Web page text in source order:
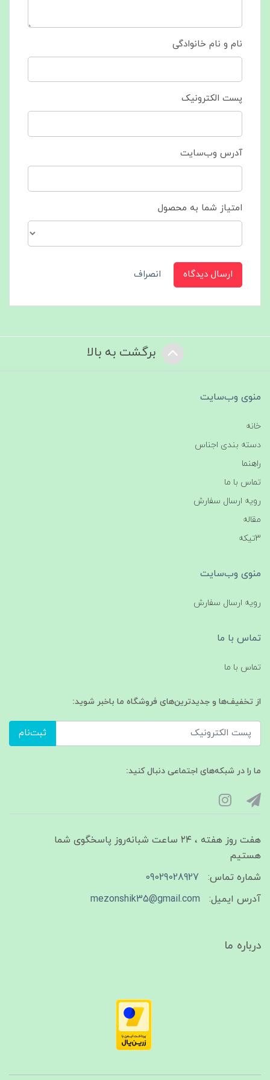
نام و نام خانوادگی
پست الکترونیک
آدرس وب‌سایت
امتیاز شما به محصول
ارسال دیدگاه انصراف
برگشت به بالا
منوی وب‌سایت
خانه
دسته بندی اجناس
راهنما
تماس با ما
رویه ارسال سفارش
مقاله
3تیکه
منوی وب‌سایت
رویه ارسال سفارش
تماس با ما
تماس با ما
از تخفیف‌ها و جدیدترین‌های فروشگاه ما باخبر شوید:
ثبت‌نام
ما را در شبکه‌های اجتماعی دنبال کنید:
هفت روز هفته ، ۲۴ ساعت شبانه‌روز پاسخگوی شما
هستیم
شماره تماس:
09029028927
آدرس ایمیل:
mezonshik35@gmail.com
درباره ما